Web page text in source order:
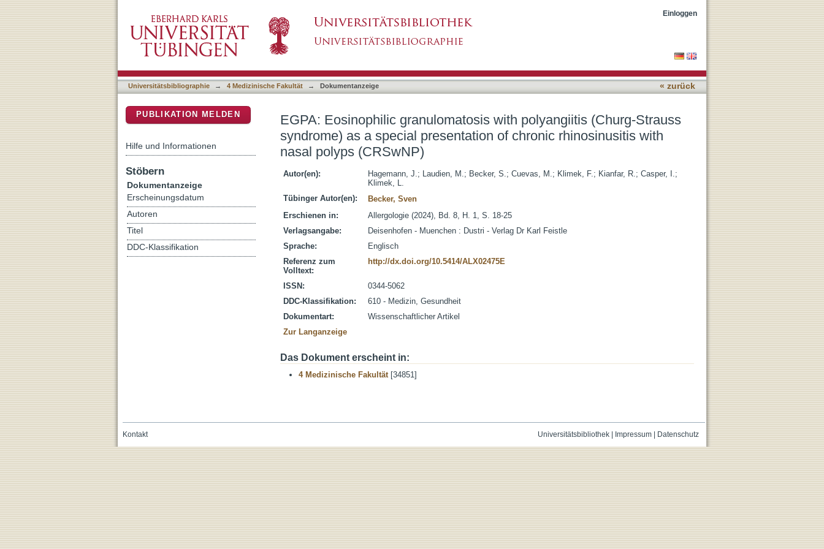
presentation of chronic rhinosinusitis with nasal polyps (CRSwNP)
Einloggen
Universitätsbibliographie → 4 Medizinische Fakultät → Dokumentanzeige « zurück
EGPA: Eosinophilic granulomatosis with polyangiitis (Churg-Strauss
syndrome) as a special presentation of chronic rhinosinusitis with
nasal polyps (CRSwNP)
Autor(en): Hagemann, J.; Laudien, M.; Becker, S.; Cuevas, M.; Klimek, F.; Kianfar, R.; Casper, I.;
Klimek, L.
Tübinger Autor(en):
Becker, Sven
Erschienen in:
Allergologie (2024), Bd. 8, H. 1, S. 18-25
Verlagsangabe:
Deisenhofen - Muenchen : Dustri - Verlag Dr Karl Feistle
Sprache:
Englisch
Referenz zum
Volltext:
http://dx.doi.org/10.5414/ALX02475E
ISSN:
0344-5062
DDC-Klassifikation:
610 - Medizin, Gesundheit
Dokumentart:
Wissenschaftlicher Artikel
Zur Langanzeige
Das Dokument erscheint in:
4 Medizinische Fakultät[34851]
PUBLIKATION MELDEN
Hilfe und Informationen
Stöbern
Dokumentanzeige
Erscheinungsdatum
Autoren
Titel
DDC-Klassifikation
Universitätsbibliothek| Impressum| Datenschutz
Kontakt